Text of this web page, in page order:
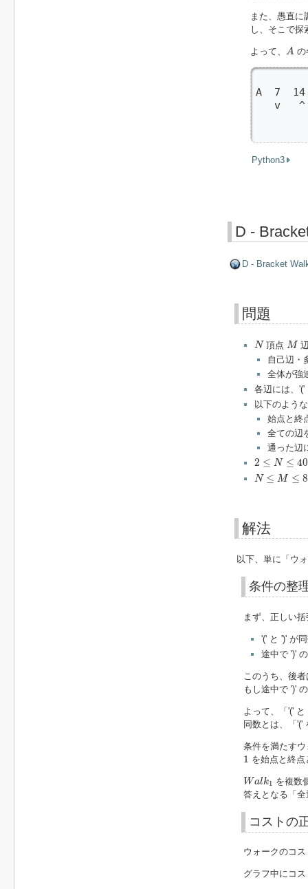
また、愚直
し、そこで探
よって、 A
A の
A  7
v
Python3
D -
D - Bracket
問題
N
N 頂点 M
M
自己辺・
全体が強
各辺には、'('
以下のよう
始点と終
全ての辺
通った辺
2 ≤ N ≤
2 N ≤4000
N ≤ M ≤
N≤ M ≤8000
解法
以下、単に「ウ
条件の整
まず、正しい
'(' と ')' が
途中で ')'
このうち、後
もし途中で ')'
よって、「'('
同数とは、「'('
条件を満たす
1
1 を始点と終
Walk1
Wa k1
を複数
答えとなる「
コストの
ウォークのコ
グラフ中にコ